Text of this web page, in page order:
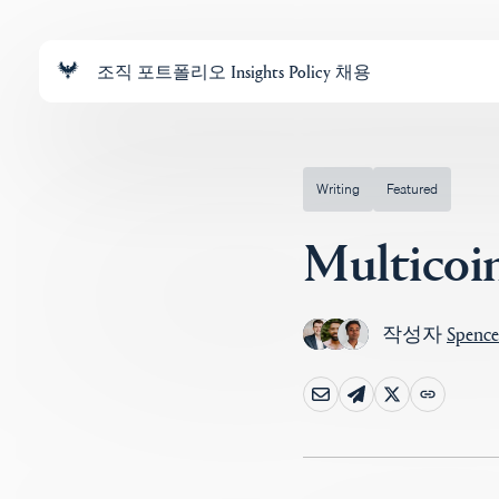
조직 포트폴리오 Insights Policy 채용
Writing Featured
작성자